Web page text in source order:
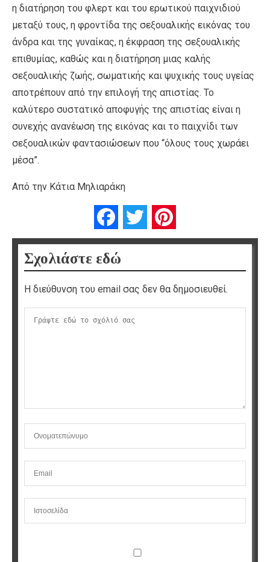
η διατήρηση του φλερτ και του ερωτικού παιχνιδιού
μεταξύ τους, η φροντίδα της σεξουαλικής εικόνας του
άνδρα και της γυναίκας, η έκφραση της σεξουαλικής
επιθυμίας, καθώς και η διατήρηση μιας καλής
σεξουαλικής ζωής, σωματικής και ψυχικής τους υγείας
αποτρέπουν από την επιλογή της απιστίας. Το
καλύτερο συστατικό αποφυγής της απιστίας είναι η
συνεχής ανανέωση της εικόνας και το παιχνίδι των
σεξουαλικών φαντασιώσεων που “όλους τους χωράει
μέσα”.
Από την Κάτια Μηλιαράκη
FacebookTwitter
Σχολιάστε εδώ
Η διεύθυνση του email σας δεν θα δημοσιευθεί.